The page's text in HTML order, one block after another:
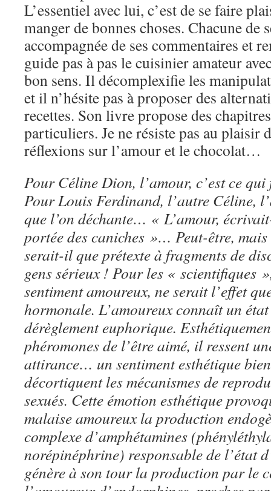
L’essentiel avec lui, c’est de se faire
manger de bonnes choses. Chacune de
accompagnée de ses commentaires et
guide pas à pas le cuisinier amateur
bon sens. Il décomplexifie les
et il n’hésite pas à proposer des
recettes. Son livre propose des
particuliers. Je ne résiste pas au plaisir
réflexions sur l’amour et le chocolat…
Pour Céline Dion, l’amour, c’est ce
Pour Louis Ferdinand, l’autre Céline,
que l’on déchante… « L’amour,
portée des caniches »… Peut-être, mais
serait-il que prétexte à fragments de
gens sérieux ! Pour les « scientifiques
sentiment amoureux, ne serait l’effet
hormonale. L’amoureux connaît un
dérèglement euphorique.
phéromones de l’être aimé, il ressent
attirance… un sentiment esthétique
décortiquent les mécanismes de
sexués. Cette émotion esthétique
malaise amoureux la production
complexe d’amphétamines
norépinéphrine) responsable de l’état
génère à son tour la production par le